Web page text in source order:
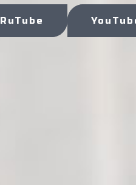
RuTube